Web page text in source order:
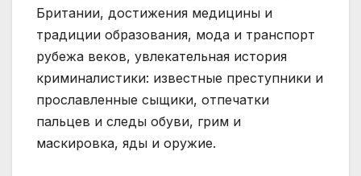
Британии, достижения медицины и
традиции образования, мода и транспорт
рубежа веков, увлекательная история
криминалистики: известные преступники и
прославленные сыщики, отпечатки
пальцев и следы обуви, грим и
маскировка, яды и оружие.